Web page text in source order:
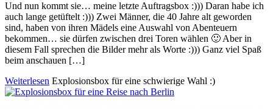
Und nun kommt sie… meine letzte Auftragsbox :))) Daran habe ich
auch lange getüftelt :))) Zwei Männer, die 40 Jahre alt geworden
sind, haben von ihren Mädels eine Auswahl von Abenteuern
bekommen… sie dürfen zwischen drei Toren wählen 🙂 Aber in
diesem Fall sprechen die Bilder mehr als Worte :))) Ganz viel Spaß
beim anschauen […]
Weiterlesen Explosionsbox für eine schwierige Wahl :)